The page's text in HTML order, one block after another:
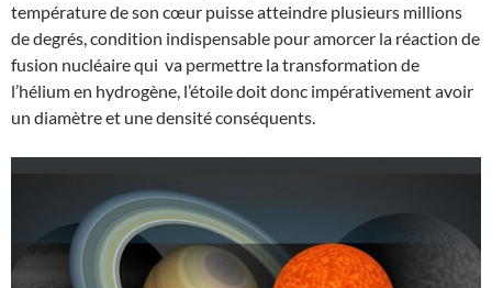
température de son cœur puisse atteindre plusieurs millions
de degrés, condition indispensable pour amorcer la réaction de
fusion nucléaire qui va permettre la transformation de
l’hélium en hydrogène, l’étoile doit donc impérativement avoir
un diamètre et une densité conséquents.